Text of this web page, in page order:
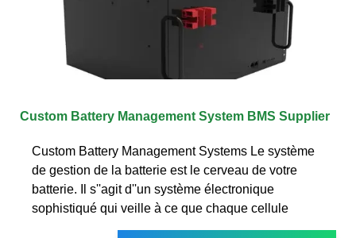
Custom Battery Management System BMS Supplier
Custom Battery Management Systems Le système
de gestion de la batterie est le cerveau de votre
batterie. Il s''agit d''un système électronique
sophistiqué qui veille à ce que chaque cellule